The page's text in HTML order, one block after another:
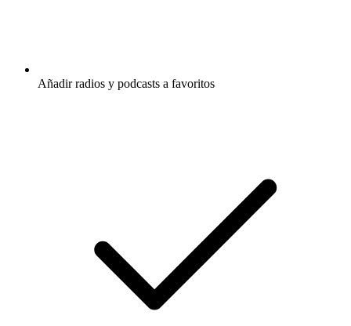
Añadir radios y podcasts a favoritos